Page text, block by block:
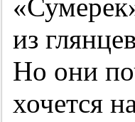
из
Но они
хочется